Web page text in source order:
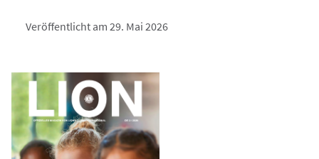
Veröffentlicht am 29. Mai 2026